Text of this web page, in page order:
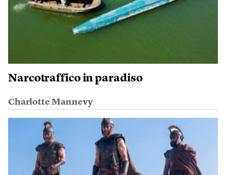
Narcotraffico in paradiso
Charlotte Mannevy